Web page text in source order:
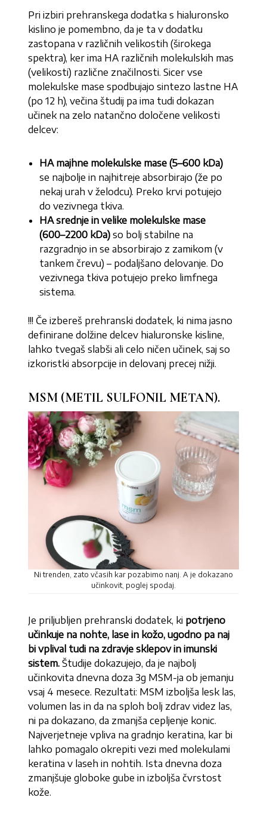
Pri izbiri prehranskega dodatka s hialuronsko
kislino je pomembno, da je ta v dodatku
zastopana v različnih velikostih (širokega
spektra), ker ima HA različnih molekulskih mas
(velikosti) različne značilnosti. Sicer vse
molekulske mase spodbujajo sintezo lastne HA
(po 12 h), večina študij pa ima tudi dokazan
učinek na zelo natančno določene velikosti
delcev:
HA majhne molekulske mase (5–600 kDa)
se najbolje in najhitreje absorbirajo (že po
nekaj urah v želodcu). Preko krvi potujejo
do vezivnega tkiva.
HA srednje in velike molekulske mase
(600–2200 kDa) so bolj stabilne na
razgradnjo in se absorbirajo z zamikom (v
tankem črevu) – podaljšano delovanje. Do
vezivnega tkiva potujejo preko limfnega
sistema.
!!! Če izbereš prehranski dodatek, ki nima jasno
definirane dolžine delcev hialuronske kisline,
lahko tvegaš slabši ali celo ničen učinek, saj so
izkoristki absorpcije in delovanj precej nižji.
MSM (METIL SULFONIL METAN).
Ni trenden, zato včasih kar pozabimo nanj. A je dokazano
učinkovit, poglej spodaj.
Je priljubljen prehranski dodatek, ki potrjeno
učinkuje na nohte, lase in kožo, ugodno pa naj
bi vplival tudi na zdravje sklepov in imunski
sistem. Študije dokazujejo, da je najbolj
učinkovita dnevna doza 3g MSM-ja ob jemanju
vsaj 4 mesece. Rezultati: MSM izboljša lesk las,
volumen las in da na sploh bolj zdrav videz las,
ni pa dokazano, da zmanjša cepljenje konic.
Najverjetneje vpliva na gradnjo keratina, kar bi
lahko pomagalo okrepiti vezi med molekulami
keratina v laseh in nohtih. Ista dnevna doza
zmanjšuje globoke gube in izboljša čvrstost
kože.